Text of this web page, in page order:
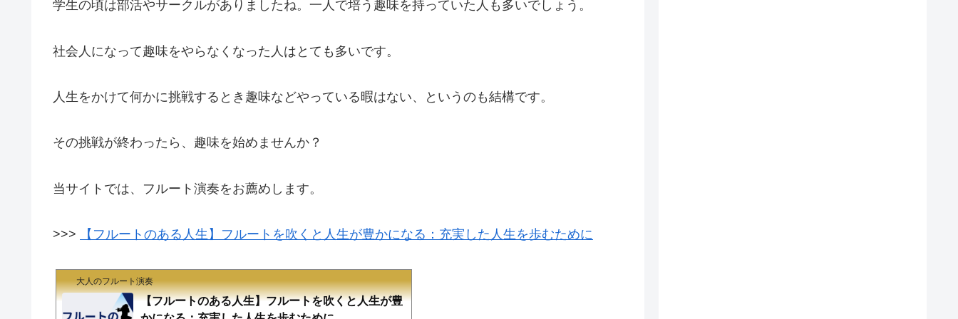
学生の頃は部活やサークルがありましたね。一人で培う趣味を持っていた人も多いでしょう。
社会人になって趣味をやらなくなった人はとても多いです。
人生をかけて何かに挑戦するとき趣味などやっている暇はない、というのも結構です。
その挑戦が終わったら、趣味を始めませんか？
当サイトでは、フルート演奏をお薦めします。
>>> 【フルートのある人生】フルートを吹くと人生が豊かになる：充実した人生を歩むために
大人のフルート演奏
【フルートのある人生】フルートを吹くと人生が豊